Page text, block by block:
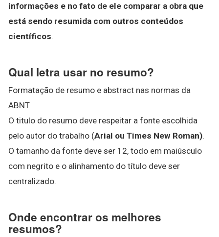
informações e no fato de ele comparar a obra que
está sendo resumida com outros conteúdos
científicos.
Qual letra usar no resumo?
Formatação de resumo e abstract nas normas da
ABNT
O titulo do resumo deve respeitar a fonte escolhida
pelo autor do trabalho (Arial ou Times New Roman).
O tamanho da fonte deve ser 12, todo em maiúsculo
com negrito e o alinhamento do título deve ser
centralizado.
Onde encontrar os melhores
resumos?